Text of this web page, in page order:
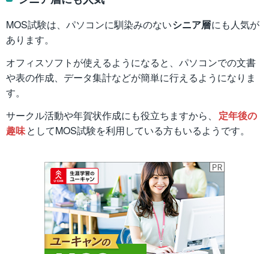
MOS試験は、パソコンに馴染みのないシニア層にも人気が
あります。
オフィスソフトが使えるようになると、パソコンでの文書
や表の作成、データ集計などが簡単に行えるようになりま
す。
サークル活動や年賀状作成にも役立ちますから、
定年後の
趣味としてMOS試験を利用している方もいるようです。